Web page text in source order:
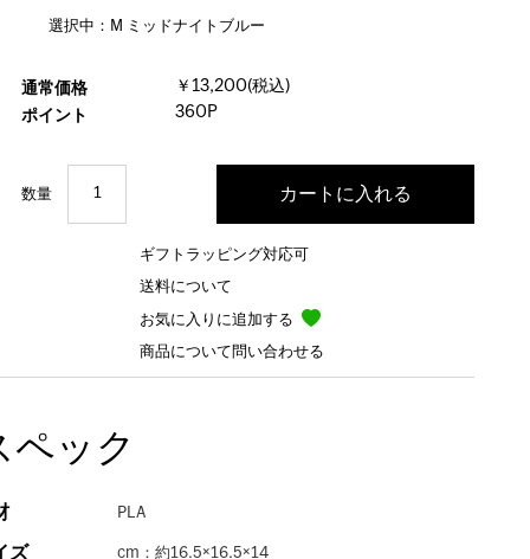
選択中：M ミッドナイトブルー
通常価格
￥13,200(税込)
ポイント
360P
数量
ギフトラッピング対応可
送料について
お気に入りに追加する
商品について問い合わせる
ペック
PLA
ズ cm：約16.5×16.5×14